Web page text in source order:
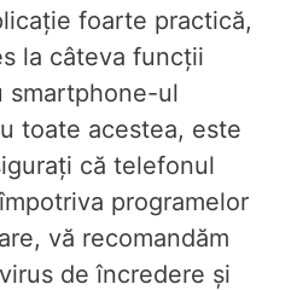
foarte practică,
la câteva funcții
smartphone-ul
toate acestea, este
că telefonul
programelor
vă recomandăm
de încredere și